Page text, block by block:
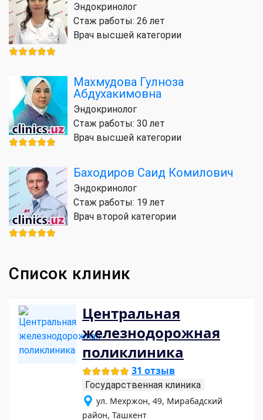
Эндокринолог
Стаж работы: 26 лет
Врач высшей категории
Махмудова Гулноза
Абдухакимовна
Эндокринолог
Стаж работы: 30 лет
Врач высшей категории
Баходиров Саид Комилович
Эндокринолог
Стаж работы: 19 лет
Врач второй категории
Список клиник
Центральная
железнодорожная
поликлиника
31 отзыв
Государственная клиника
ул. Мехржон, 49, Мирабадский
район, Ташкент